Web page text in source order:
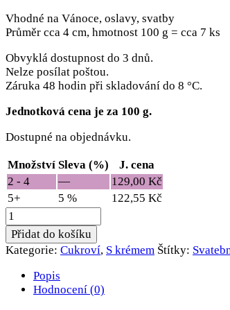
Vhodné na Vánoce, oslavy, svatby
Průměr cca 4 cm, hmotnost 100 g = cca 7 ks
Obvyklá dostupnost do 3 dnů.
Nelze posílat poštou.
Záruka 48 hodin při skladování do 8 °C.
Jednotková cena je za 100 g.
Dostupné na objednávku.
Množství Sleva (%)
J. cena
2 - 4
— 129,00 Kč
5+
5 % 122,55 Kč
Malá
čokokolečka
v
oříškové
množství
Přidat do košíku
Kategorie: Cukroví, S krémem Štítky:
Popis
Hodnocení (0)